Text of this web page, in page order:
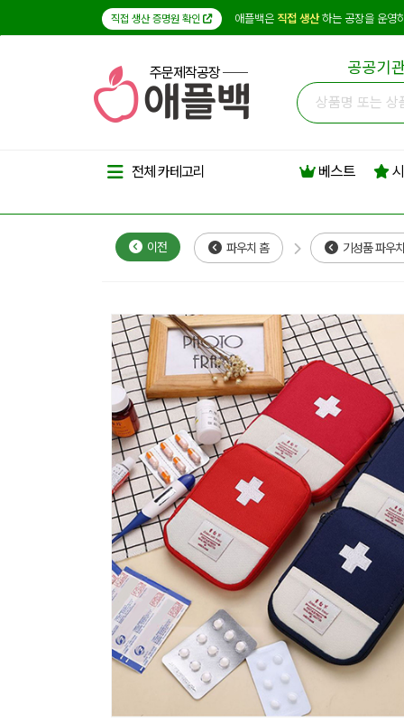
직접 생산 증명원 확인 애플백은 직접 생산하는 공장을 운영
주문제작공장 공공기
전체 카테고리 베스트
이전 파우치 홈 기성품 파우치